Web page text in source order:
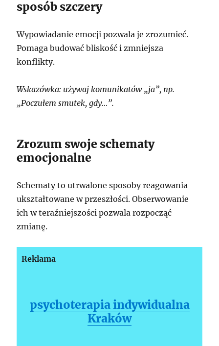
sposób szczery
Wypowiadanie emocji pozwala je zrozumieć.
Pomaga budować bliskość i zmniejsza
konflikty.
Wskazówka: używaj komunikatów „ja”, np.
„Poczułem smutek, gdy…”.
Zrozum swoje schematy
emocjonalne
Schematy to utrwalone sposoby reagowania
ukształtowane w przeszłości. Obserwowanie
ich w teraźniejszości pozwala rozpocząć
zmianę.
Reklama
psychoterapia indywidualna
Kraków